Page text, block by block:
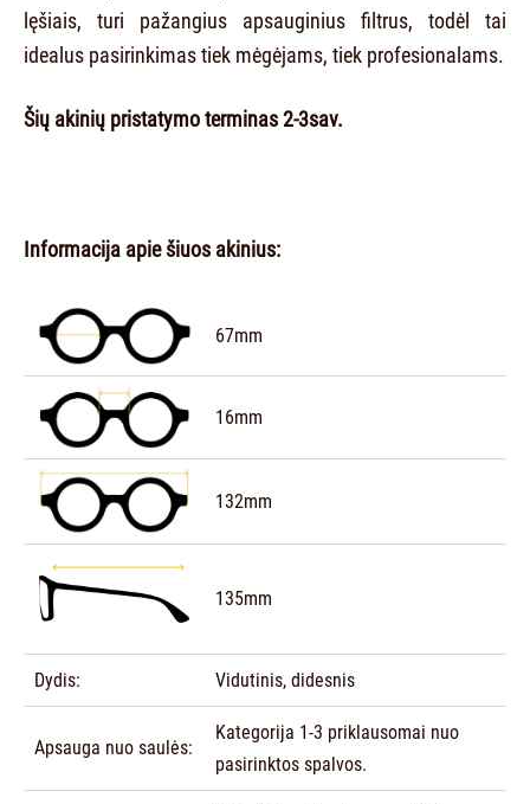
lęšiais, turi pažangius apsauginius filtrus, todėl tai
idealus pasirinkimas tiek mėgėjams, tiek profesionalams.
Šių akinių pristatymo terminas 2-3sav.
Informacija apie šiuos akinius:
67mm
16mm
132mm
135mm
Dydis: Vidutinis, didesnis
Apsauga nuo saulės:
Kategorija 1-3 priklausomai nuo
pasirinktos spalvos.